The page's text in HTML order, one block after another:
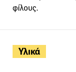
Υλικά
φίλους.